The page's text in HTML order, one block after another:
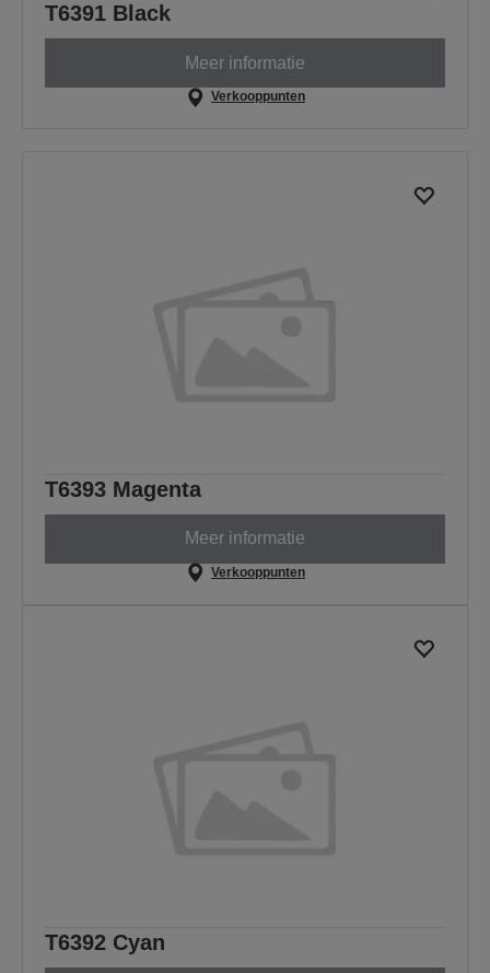
T6391 Black
Meer informatie
Verkooppunten
T6393 Magenta
Meer informatie
Verkooppunten
T6392 Cyan